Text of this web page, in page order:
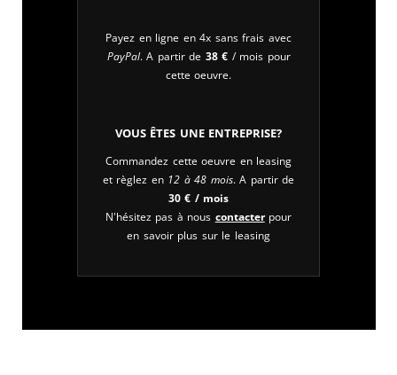
Payez en ligne en 4x sans frais avec
PayPal. A partir de 38 € / mois pour
cette oeuvre.
Vous êtes une entreprise?
Commandez cette oeuvre en leasing
et règlez en 12 à 48 mois. A partir de
30€ / mois
N'hésitez pas à nous contacterpour
en savoir plus sur le leasing